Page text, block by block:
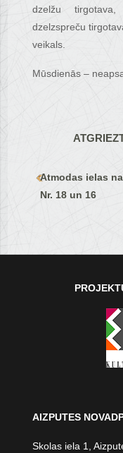
dzelžu
dzelzspreču
veikals.
Mūsdienās –
Atmodas ielas
Nr. 18 un 16
AIZPUTES
Skolas iela 1,